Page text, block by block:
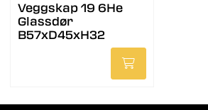
Veggskap 19 6He
Glassdør
B57xD45xH32